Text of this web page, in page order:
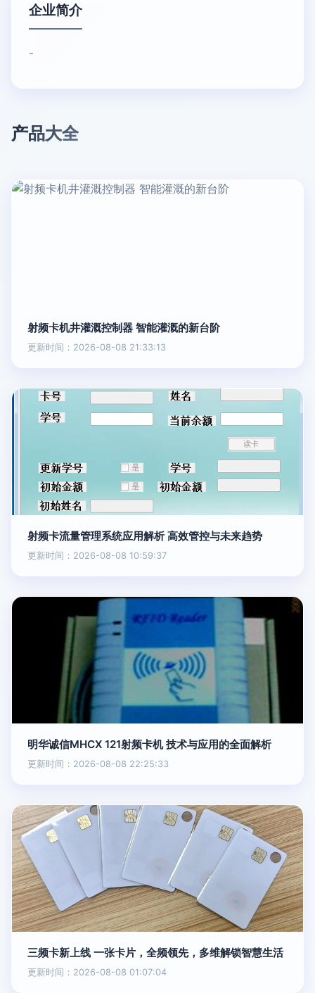
企业简介
-
产品大全
射频卡机井灌溉控制器 智能灌溉的新台阶
更新时间：2026-08-08 21:33:13
射频卡流量管理系统应用解析 高效管控与未来趋势
更新时间：2026-08-08 10:59:37
明华诚信MHCX 121射频卡机 技术与应用的全面解析
更新时间：2026-08-08 22:25:33
三频卡新上线 一张卡片，全频领先，多维解锁智慧生活
更新时间：2026-08-08 01:07:04